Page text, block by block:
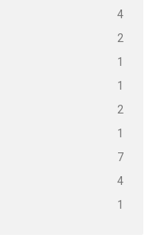
4
2
1
1
2
1
7
4
1